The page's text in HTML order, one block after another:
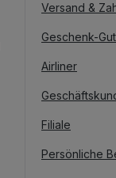
Versand &
Geschenk-
Airliner
Filiale
Persönliche